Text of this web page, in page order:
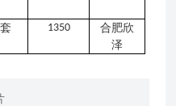
套 1350
合肥欣
泽